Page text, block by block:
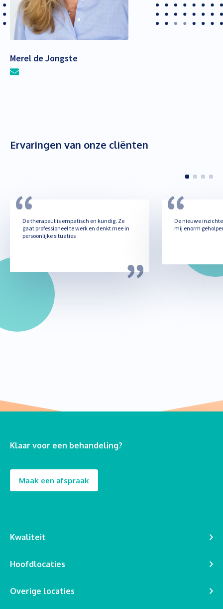
Merel de Jongste
Ervaringen van onze cliënten
De therapeut is empatisch en kundig. Ze
gaat professioneel te werk en denkt mee in
persoonlijke situaties
De nieuwe
mij enorm
Klaar voor een behandeling?
Maak een afspraak
Kwaliteit
Hoofdlocaties
Overige locaties